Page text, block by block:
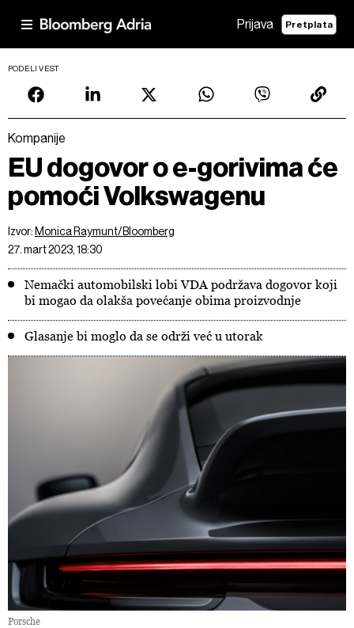
Prijava Pretplata
PODELI VEST
Kompanije
EU dogovor o e-gorivima će
pomoći Volkswagenu
Izvor: Monica Raymunt/Bloomberg
27. mart 2023, 18:30
Nemački automobilski lobi VDA podržava dogovor koji
bi mogao da olakša povećanje obima proizvodnje
Glasanje bi moglo da se održi već u utorak
Porsche